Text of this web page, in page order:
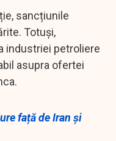
sancțiunile
Totuși,
industriei petroliere
asupra ofertei
față de Iran și